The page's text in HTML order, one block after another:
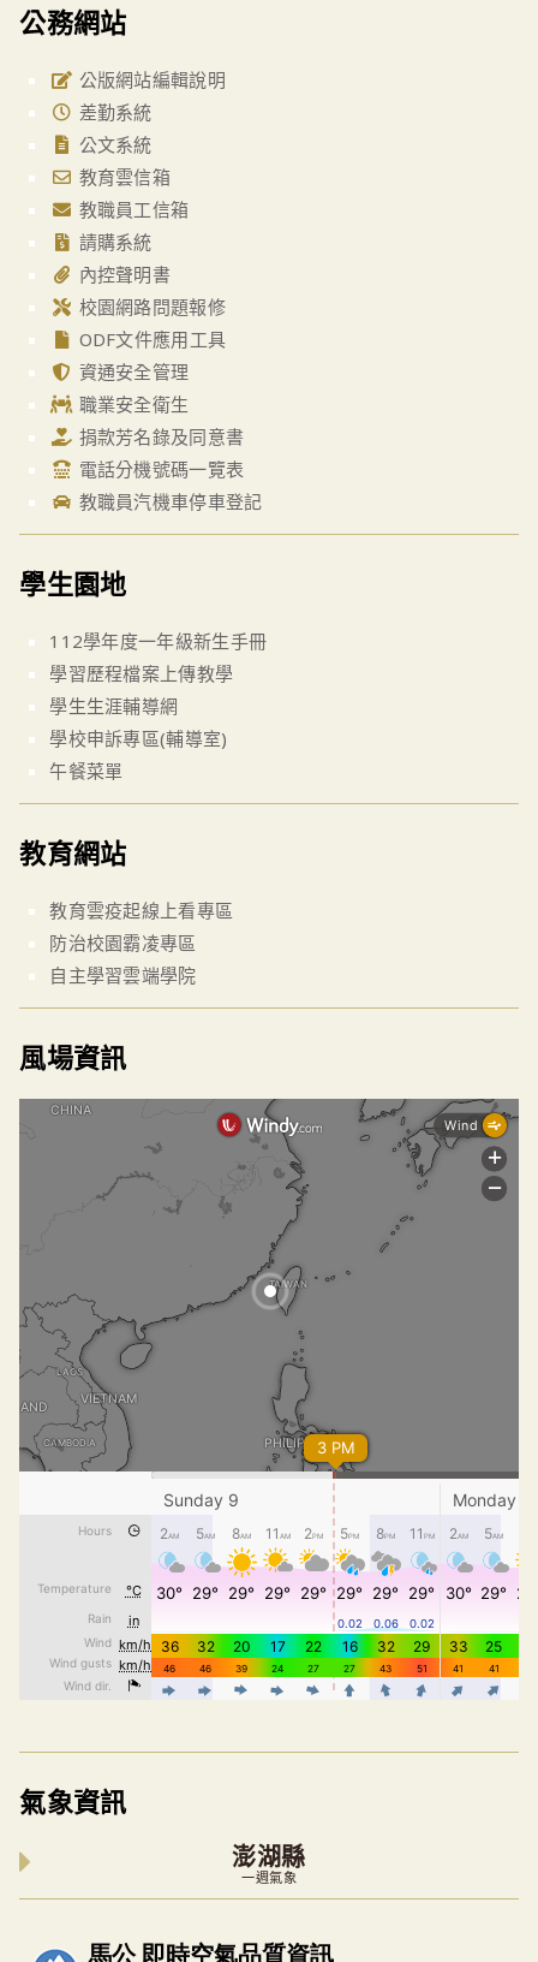
公務網站
公版網站編輯說明
差勤系統
公文系統
教育雲信箱
教職員工信箱
請購系統
內控聲明書
校園網路問題報修
ODF文件應用工具
資通安全管理
職業安全衛生
捐款芳名錄及同意書
電話分機號碼一覽表
教職員汽機車停車登記
學生園地
112學年度一年級新生手冊
學習歷程檔案上傳教學
學生生涯輔導網
學校申訴專區(輔導室)
午餐菜單
教育網站
教育雲疫起線上看專區
防治校園霸凌專區
自主學習雲端學院
風場資訊
氣象資訊
澎湖縣
一週氣象
內嵌空氣品質小工具為視覺預覽，完整即時空